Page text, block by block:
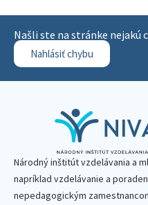
Našli ste na stránke nejakú
Nahlásiť chybu
Národný inštitút vzdelávania a
napríklad vzdelávanie a
nepedagogickým